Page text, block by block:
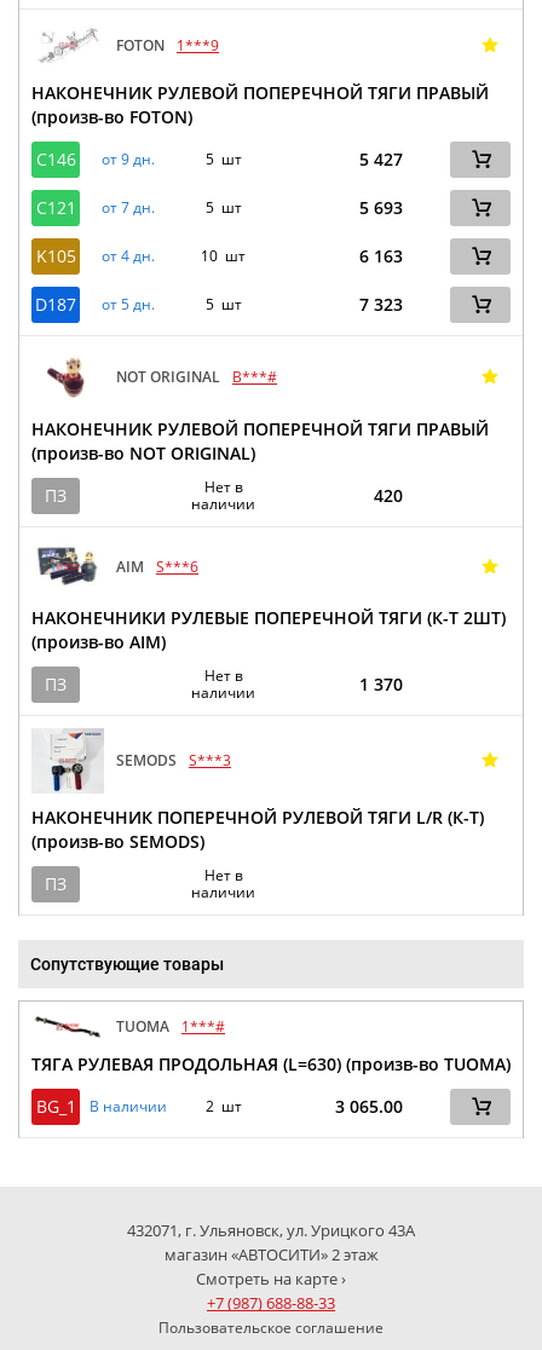
FOTON 1***9
НАКОНЕЧНИК РУЛЕВОЙ ПОПЕРЕЧНОЙ ТЯГИ ПРАВЫЙ
(произв-во FOTON)
C146
от 9 дн. 5 шт 5 427
C121 от 7 дн. 5 шт 5 693
K105 от 4 дн. 10 шт 6 163
D187 от 5 дн. 5 шт 7 323
NOT ORIGINAL B***#
НАКОНЕЧНИК РУЛЕВОЙ ПОПЕРЕЧНОЙ ТЯГИ ПРАВЫЙ
(произв-во NOT ORIGINAL)
ПЗ
Нет в
наличии
420
AIM S***6
НАКОНЕЧНИКИ РУЛЕВЫЕ ПОПЕРЕЧНОЙ ТЯГИ (К-Т 2ШТ)
(произв-во AIM)
ПЗ
Нет в
наличии
1 370
SEMODS S***3
НАКОНЕЧНИК ПОПЕРЕЧНОЙ РУЛЕВОЙ ТЯГИ L/R (К-Т)
(произв-во SEMODS)
ПЗ
Нет в
наличии
Сопутствующие товары
TUOMA 1***#
ТЯГА РУЛЕВАЯ ПРОДОЛЬНАЯ (L=630) (произв-во TUOMA)
BG_1
В наличии 2 шт 3 065.00
432071, г. Ульяновск, ул. Урицкого 43А
магазин «АВТОСИТИ» 2 этаж
Смотреть на карте ›
+7 (987) 688-88-33
Пользовательское соглашение